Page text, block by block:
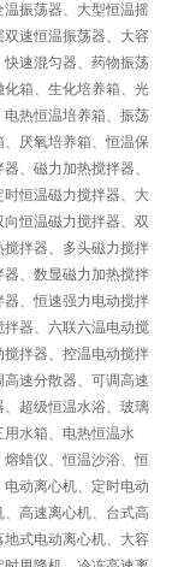
振荡器、大型恒温摇
速恒温振荡器、大容
速混匀器、药物振荡
箱、生化培养箱、光
热恒温培养箱、振荡
厌氧培养箱、恒温保
、磁力加热搅拌器、
恒温磁力搅拌器、大
恒温磁力搅拌器、双
拌器、多头磁力搅拌
、数显磁力加热搅拌
、恒速强力电动搅拌
器、六联六温电动搅
拌器、控温电动搅拌
速分散器、可调高速
超级恒温水浴、玻璃
水箱、电热恒温水
蜡仪、恒温沙浴、恒
动离心机、定时电动
高速离心机、台式高
式电动离心机、大容